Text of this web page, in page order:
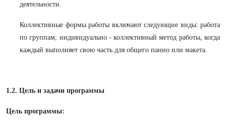
деятельности.
Коллективные формы работы включают следующие виды: работа
по группам; индивидуально - коллективный метод работы, когда
каждый выполняет свою часть для общего панно или макета.
1.2. Цель и задачи программы
Цель программы: